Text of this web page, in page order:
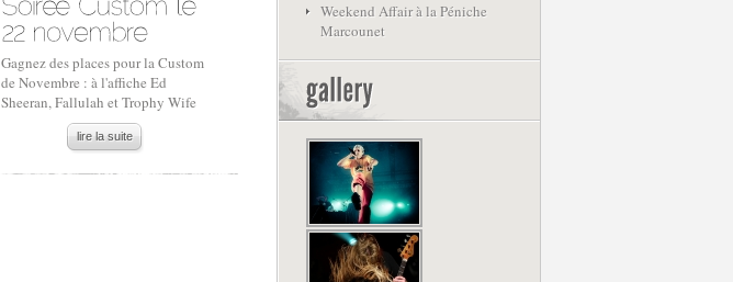
Gagnez des places pour la Custom
de Novembre : à l'affiche Ed
Sheeran, Fallulah et Trophy Wife
lire la suite
Weekend Affair à la Péniche
Marcounet